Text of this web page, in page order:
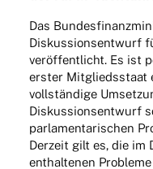
Das
Diskus­si­ons­ent­wurf
veröf­fent­licht. Es ist
erster Mitglieds­staat
voll­stän­dige
Diskus­si­ons­ent­wurf
parla­men­ta­ri­schen
Derzeit gilt es, die im
enthal­te­nen